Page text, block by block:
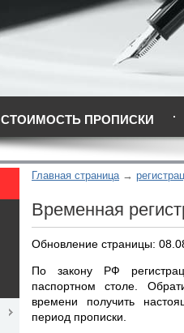
СТОИМОСТЬ ПРОПИСКИ
Главная страница
Временная
Обновление страницы:
По закону РФ
паспортном столе.
времени получить
период прописки.